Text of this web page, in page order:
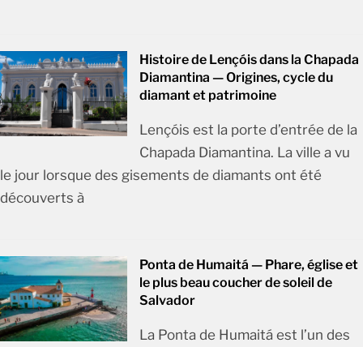
Histoire de Lençóis dans la Chapada
Diamantina — Origines, cycle du
diamant et patrimoine
Lençóis est la porte d’entrée de la
Chapada Diamantina. La ville a vu
le jour lorsque des gisements de diamants ont été
découverts à
Ponta de Humaitá — Phare, église et
le plus beau coucher de soleil de
Salvador
La Ponta de Humaitá est l’un des